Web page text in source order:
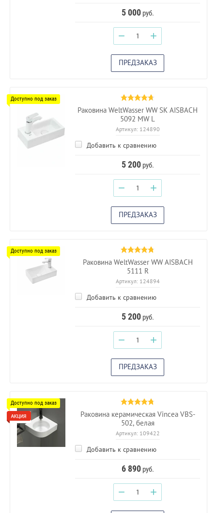
5 000руб.
− +
ПРЕДЗАКАЗ
Раковина WeltWasser WW SK AISBACH
5092 MW L
Артикул:124890
Добавить к сравнению
5 200руб.
− +
ПРЕДЗАКАЗ
Раковина WeltWasser WW AISBACH
5111 R
Артикул:124894
Добавить к сравнению
5 200руб.
− +
ПРЕДЗАКАЗ
Раковина керамическая Vincea VBS-
502, белая
Артикул:109422
Добавить к сравнению
6 890руб.
− +